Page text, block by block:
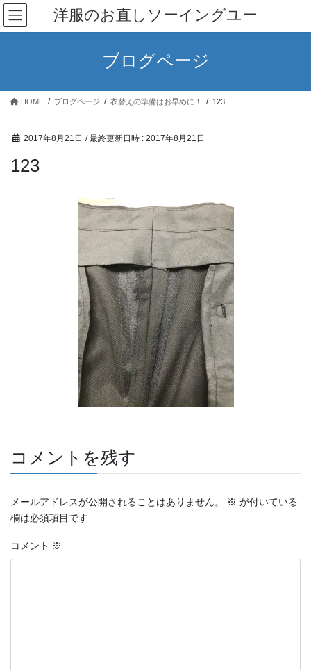
コ
ン
テ
ス
ナ
ビ
ゲ
ン
洋服のお直しソーイングユー
ブログページ
HOME ブログページ 衣替えの準備はお早めに！ 123
2017年8月21日 / 最終更新日時 : 2017年8月21日
123
コメントを残す
メールアドレスが公開されることはありません。 ※ が付いている
欄は必須項目です
コメント ※